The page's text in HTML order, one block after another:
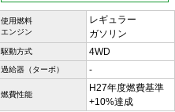
使用燃料
エンジン
レギュラー
ガソリン
駆動方式 4WD
過給器（ターボ） -
燃費性能
H27年度燃費基準
+10%達成